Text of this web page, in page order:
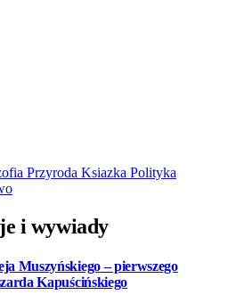
Przyroda Ksiazka Polityka
i wywiady
Muszyńskiego – pierwszego
Kapuścińskiego